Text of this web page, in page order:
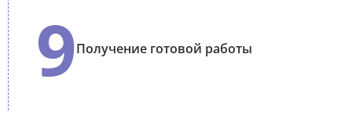
9Получение готовой работы